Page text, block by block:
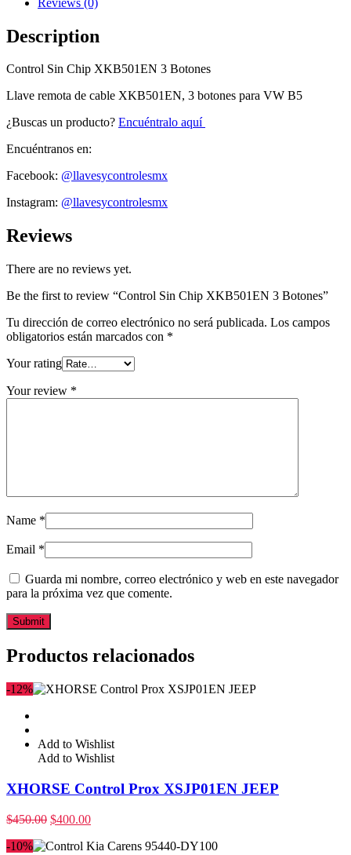
Description
Control Sin Chip XKB501EN 3 Botones
Llave remota de cable XKB501EN, 3 botones para VW B5
¿Buscas un producto? Encuéntralo aquí
Encuéntranos en:
Facebook: @llavesycontrolesmx
Instagram: @llavesycontrolesmx
Reviews
There are no reviews yet.
Be the first to review “Control Sin Chip XKB501EN 3 Botones”
Tu dirección de correo electrónico no será publicada. Los campos
obligatorios están marcados con *
Your rating
Your review *
Name *
Email *
Guarda mi nombre, correo electrónico y web en este navegador
para la próxima vez que comente.
Productos relacionados
-12%
Add to Wishlist
Add to Wishlist
XHORSE Control Prox XSJP01EN JEEP
$450.00 $400.00
-10%